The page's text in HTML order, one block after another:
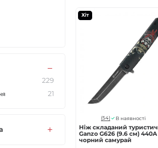
Газові пальники
Спорядження
Аксесуари
Хіт
(54) В наявності
Ніж складаний
Ganzo G626 (9.6 см) 440A
чорний самурай
229
21